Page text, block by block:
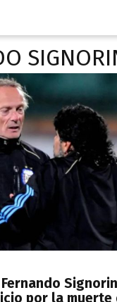
por la muerte